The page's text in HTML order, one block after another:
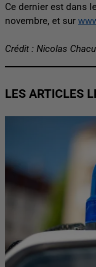
Ce dernier est dans
novembre, et sur
Crédit : Nicolas
LES ARTICLES